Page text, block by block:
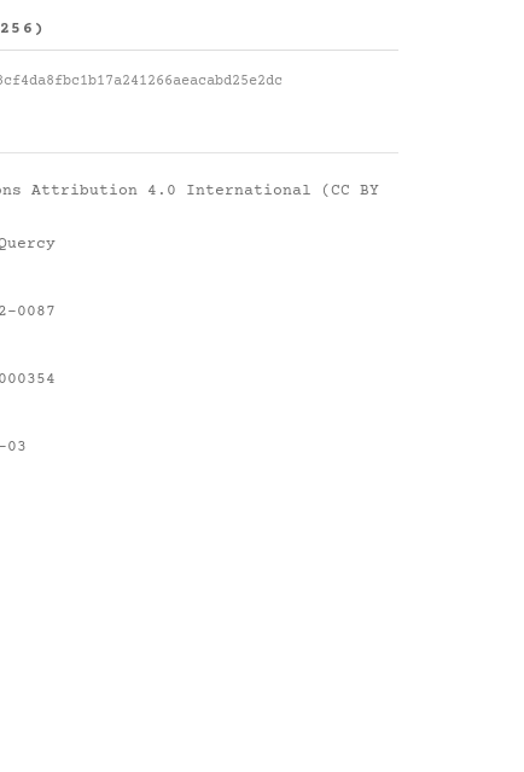
256)
Attribution 4.0 International (CC BY
0087
03